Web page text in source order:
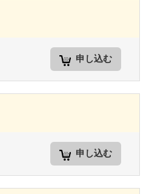
申し込む
申し込む